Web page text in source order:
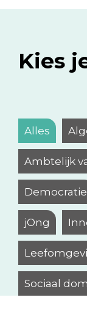
Kies
Alles
Ambtelijk
Democratie
jOng
Sociaal